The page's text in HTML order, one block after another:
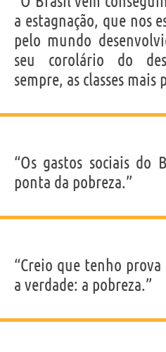
a estagnação, que nos
pelo mundo
seu corolário do
sempre, as classes mais
“Os gastos sociais do
ponta da pobreza.”
“Creio que tenho
a verdade: a pobreza.”